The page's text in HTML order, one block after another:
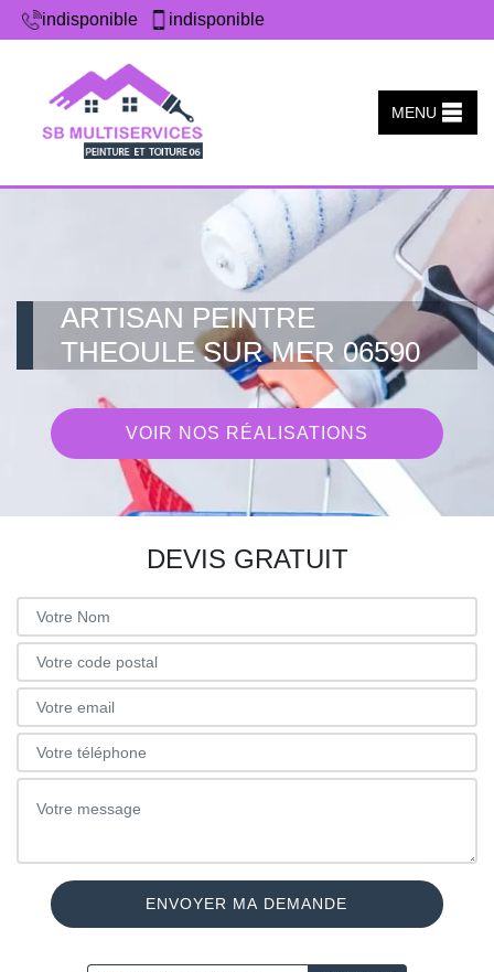
indisponible indisponible
MENU
ARTISAN PEINTRE
THEOULE SUR MER 06590
VOIR NOS RÉALISATIONS
DEVIS GRATUIT